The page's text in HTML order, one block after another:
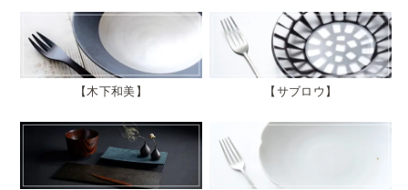
木下和美 サブロウ